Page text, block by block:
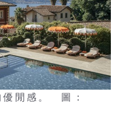
優閒感。 圖：